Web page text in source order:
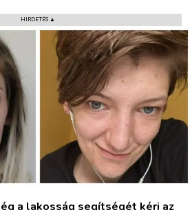
MIX
HIRDETÉS ▲
a lakosság segítségét kéri az